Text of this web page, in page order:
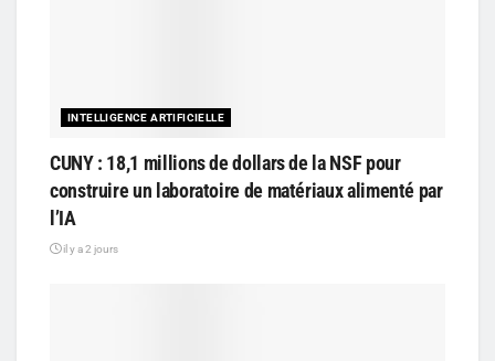
INTELLIGENCE ARTIFICIELLE
CUNY : 18,1 millions de dollars de la NSF pour
construire un laboratoire de matériaux alimenté par
l’IA
il y a 2 jours